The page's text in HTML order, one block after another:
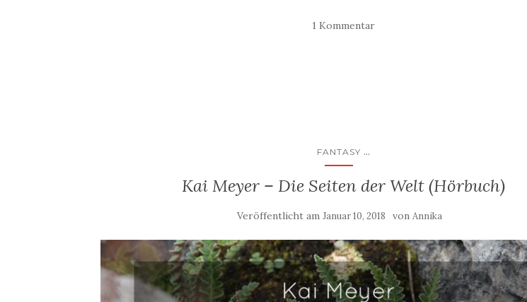
1 Kommentar
FANTASY ...
Kai Meyer – Die Seiten der Welt (Hörbuch)
Veröffentlicht amJanuar 10, 2018 vonAnnika